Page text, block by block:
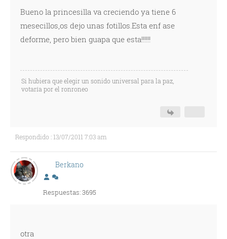
Bueno la princesilla va creciendo ya tiene 6
mesecillos,os dejo unas fotillos.Esta enf ase
deforme, pero bien guapa que esta!!!!!!
Si hubiera que elegir un sonido universal para la paz,
votaría por el ronroneo
Respondido : 13/07/2011 7:03 am
Berkano
Respuestas: 3695
otra